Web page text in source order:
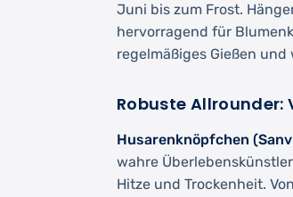
Juni bis zum Frost.
hervorragend für
regelmäßiges Gießen
Robuste
Husarenknöpfchen
wahre
Hitze und Trockenheit.